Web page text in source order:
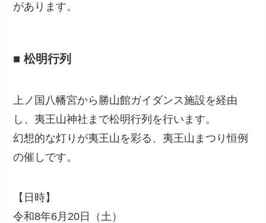
があります。
■ 松明行列
上ノ国八幡宮から勝山館ガイダンス施設を経由
し、夷王山神社まで松明行列を行います。
幻想的な灯りが夷王山を彩る、夷王山まつり恒例
の催しです。
【日時】
令和8年6月20日（土）